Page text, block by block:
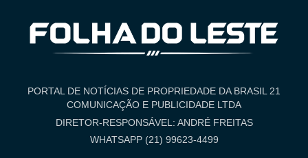
PORTAL DE NOTÍCIAS DE PROPRIEDADE DA BRASIL 21
COMUNICAÇÃO E PUBLICIDADE LTDA
DIRETOR-RESPONSÁVEL: ANDRÉ FREITAS
WHATSAPP (21) 99623-4499